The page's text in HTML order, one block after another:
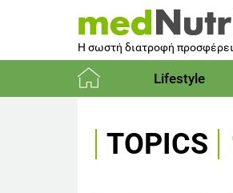
Η σωστή διατροφή
Lifestyle
TOPICS